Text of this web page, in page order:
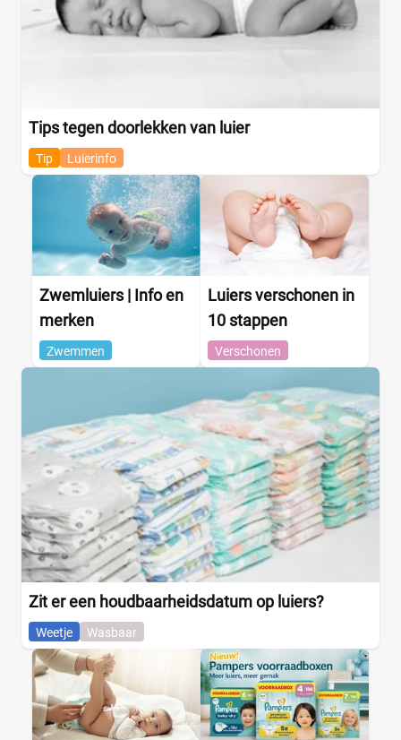
Tips tegen doorlekken van luier
Tip Luierinfo
Zwemluiers | Info en
merken
Zwemmen
Luiers verschonen in
10 stappen
Verschonen
Zit er een houdbaarheidsdatum op luiers?
Weetje Wasbaar